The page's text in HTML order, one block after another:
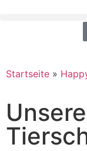
Startseite »
Unsere